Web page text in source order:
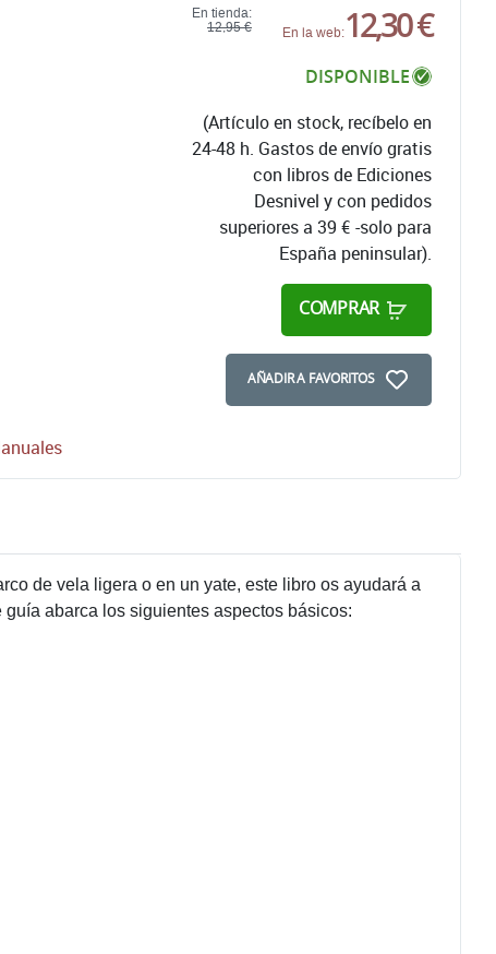
En tienda:
12,95 €
En la web:12,30 €
DISPONIBLE
(Artículo en stock, recíbelo en
24-48 h. Gastos de envío gratis
con libros de Ediciones
Desnivel y con pedidos
superiores a 39 € -solo para
España peninsular).
COMPRAR
AÑADIR A FAVORITOS
de vela ligera o en un yate, este libro os ayudará a
abarca los siguientes aspectos básicos: